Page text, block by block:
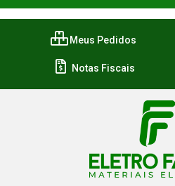
Meus Pedidos
Notas Fiscais